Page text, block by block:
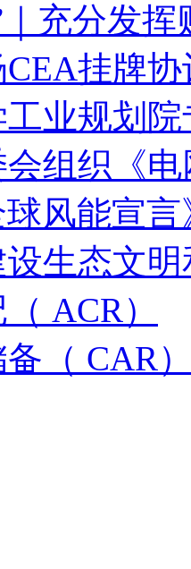
充分发
挂牌
业规划
组织《
球风能宣
生态文
ACR）
（ CAR